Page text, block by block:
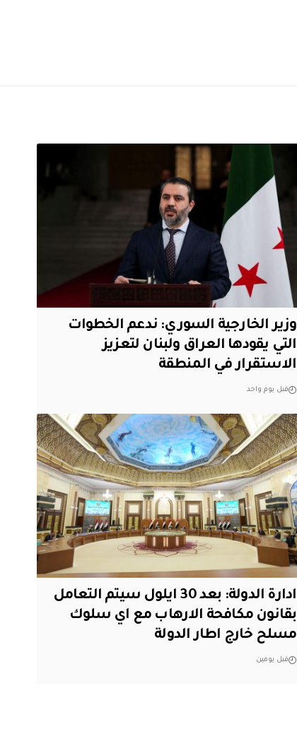
وزير الخارجية السوري: ندعم الخطوات
التي يقودها العراق ولبنان لتعزيز
الاستقرار في المنطقة
قبل يوم واحد
ادارة الدولة: بعد 30 ايلول سيتم التعامل
بقانون مكافحة الارهاب مع اي سلوك
مسلح خارج اطار الدولة
قبل يومين